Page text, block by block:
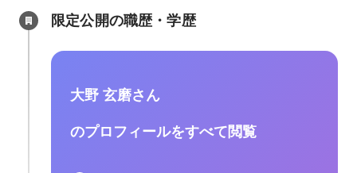
限定公開の職歴・学歴
大野 玄磨さん
のプロフィールをすべて閲覧